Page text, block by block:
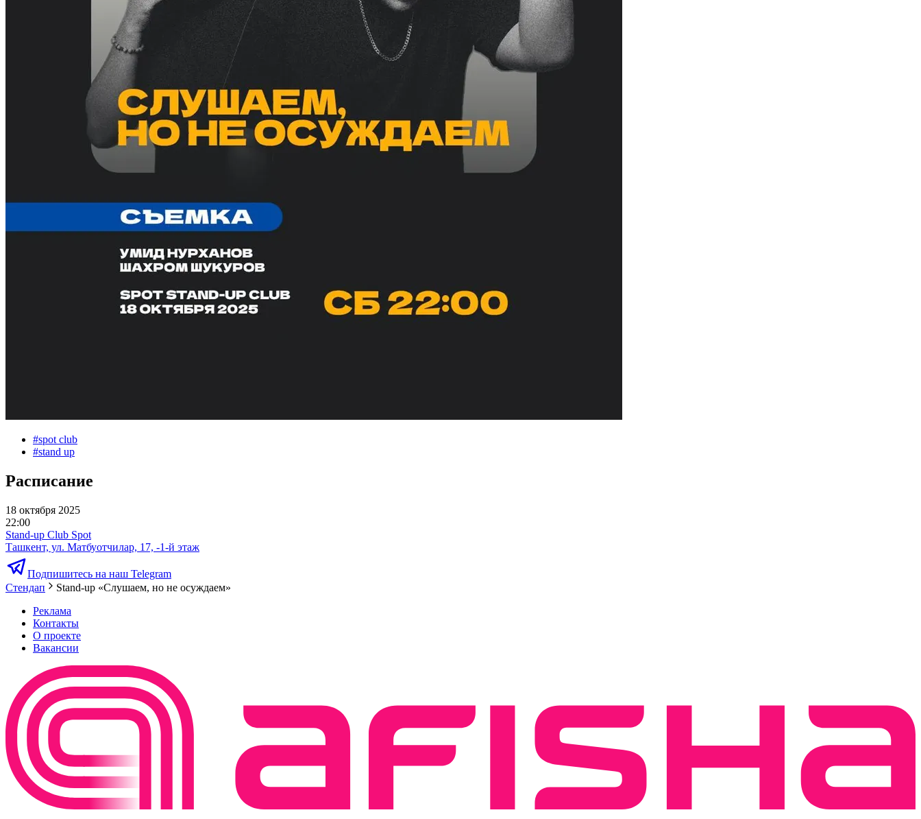
#spot club
#stand up
Расписание
18 октября 2025
22:00
Stand-up Club Spot
Ташкент, ул. Матбуотчилар, 17, -1-й этаж
Подпишитесь на наш Telegram
Стендап
Stand-up «Слушаем, но не осуждаем»
Реклама
Контакты
О проекте
Вакансии